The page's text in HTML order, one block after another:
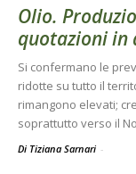
Olio.
quotazioni in
Si confermano le
ridotte su tutto il
rimangono elevati;
soprattutto verso il
Di Tiziana Sarnari -